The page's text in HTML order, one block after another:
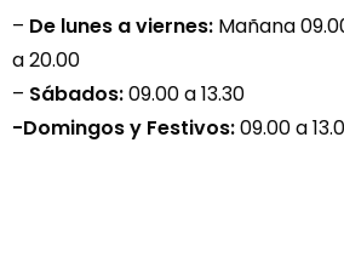
– De lunes a viernes: Mañana
a 20.00
– Sábados:09.00 a 13.30
-Domingos y Festivos:09.00 a